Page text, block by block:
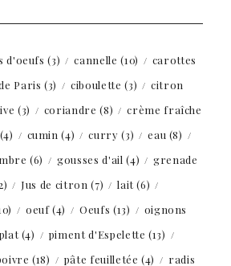
d'oeufs (3) cannelle (10)
carottes
Paris (3) ciboulette (3)
citron
(3) coriandre (8)
crème fraîche
(4) cumin (4) curry (3) eau (8)
(6) gousses d'ail (4)
grenade
Jus de citron (7) lait(6)
oeuf(4) Oeufs (13)
oignons
(4) piment d'Espelette (13)
(18) pâte feuilletée (4) radis